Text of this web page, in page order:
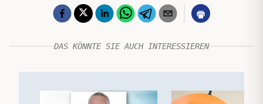
DAS KÖNNTE SIE AUCH INTERESSIEREN